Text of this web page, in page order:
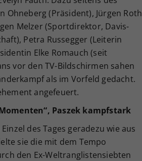
(Präsident), Jürgen Roth
Melzer (Sportdirektor, Davis-
Petra Russegger (Leiterin
Elke Romauch (seit
vor den TV-Bildschirmen sahen
als im Vorfeld gedacht.
angefeuert.
Paszek kampfstark
des Tages geradezu wie aus
sie die mit dem Tempo
den Ex-Weltranglistensiebten